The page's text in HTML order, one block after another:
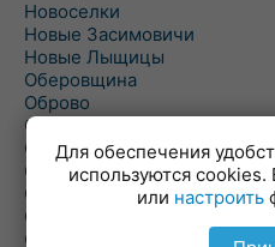
Новоселки
Новые Засимовичи
Новые Лыщицы
Оберовщина
Оброво
Огаревичи
Одрижин
Оздамичи
Озяты
Олтуш
Ольманы
Для обеспечения
используются
или настроить